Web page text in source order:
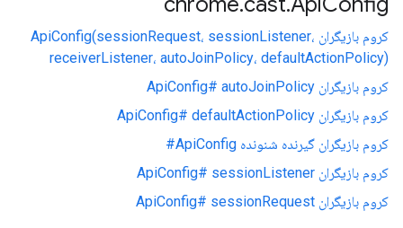
کروم بازیگران ApiConfig(sessionRequest، sessionListener،
receiverListener، autoJoinPolicy، defaultActionPolicy)
کروم بازیگران ApiConfig# autoJoinPolicy
کروم بازیگران ApiConfig# defaultActionPolicy
کروم بازیگران گیرنده شنونده ApiConfig#
کروم بازیگران ApiConfig# sessionListener
کروم بازیگران ApiConfig# sessionRequest